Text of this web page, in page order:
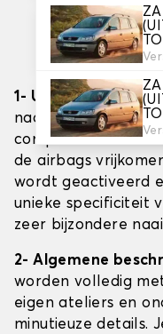
1- Uw veiligheid:
naden van uw
compatibel met de
de airbags
wordt geactiveerd
unieke specificiteit
zeer bijzondere
2- Algemene
worden volledig
eigen ateliers en
minutieuze details.